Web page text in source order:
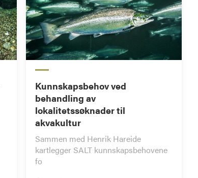
Kunnskapsbehov ved
behandling av
lokalitetssøknader til
akvakultur
Sammen med Henrik Hareide
kartlegger SALT kunnskapsbehovene
fo